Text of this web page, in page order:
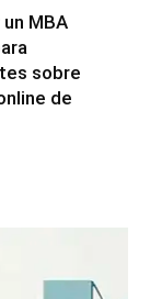
MBA
sobre
de